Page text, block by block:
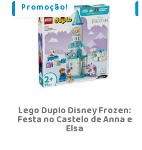
Promoção!
Lego Duplo Disney Frozen:
Festa no Castelo de Anna e
Elsa